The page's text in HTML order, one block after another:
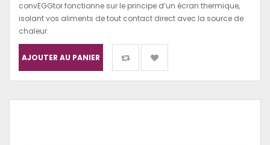
convEGGtor fonctionne sur le principe d’un écran thermique,
isolant vos aliments de tout contact direct avec la source de
chaleur.
AJOUTER AU PANIER